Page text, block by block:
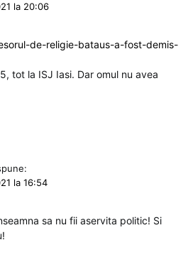
la 20:06
de-religie-bataus-a-fost-demis-
tot la ISJ Iasi. Dar omul nu avea
la 16:54
sa nu fii aservita politic! Si